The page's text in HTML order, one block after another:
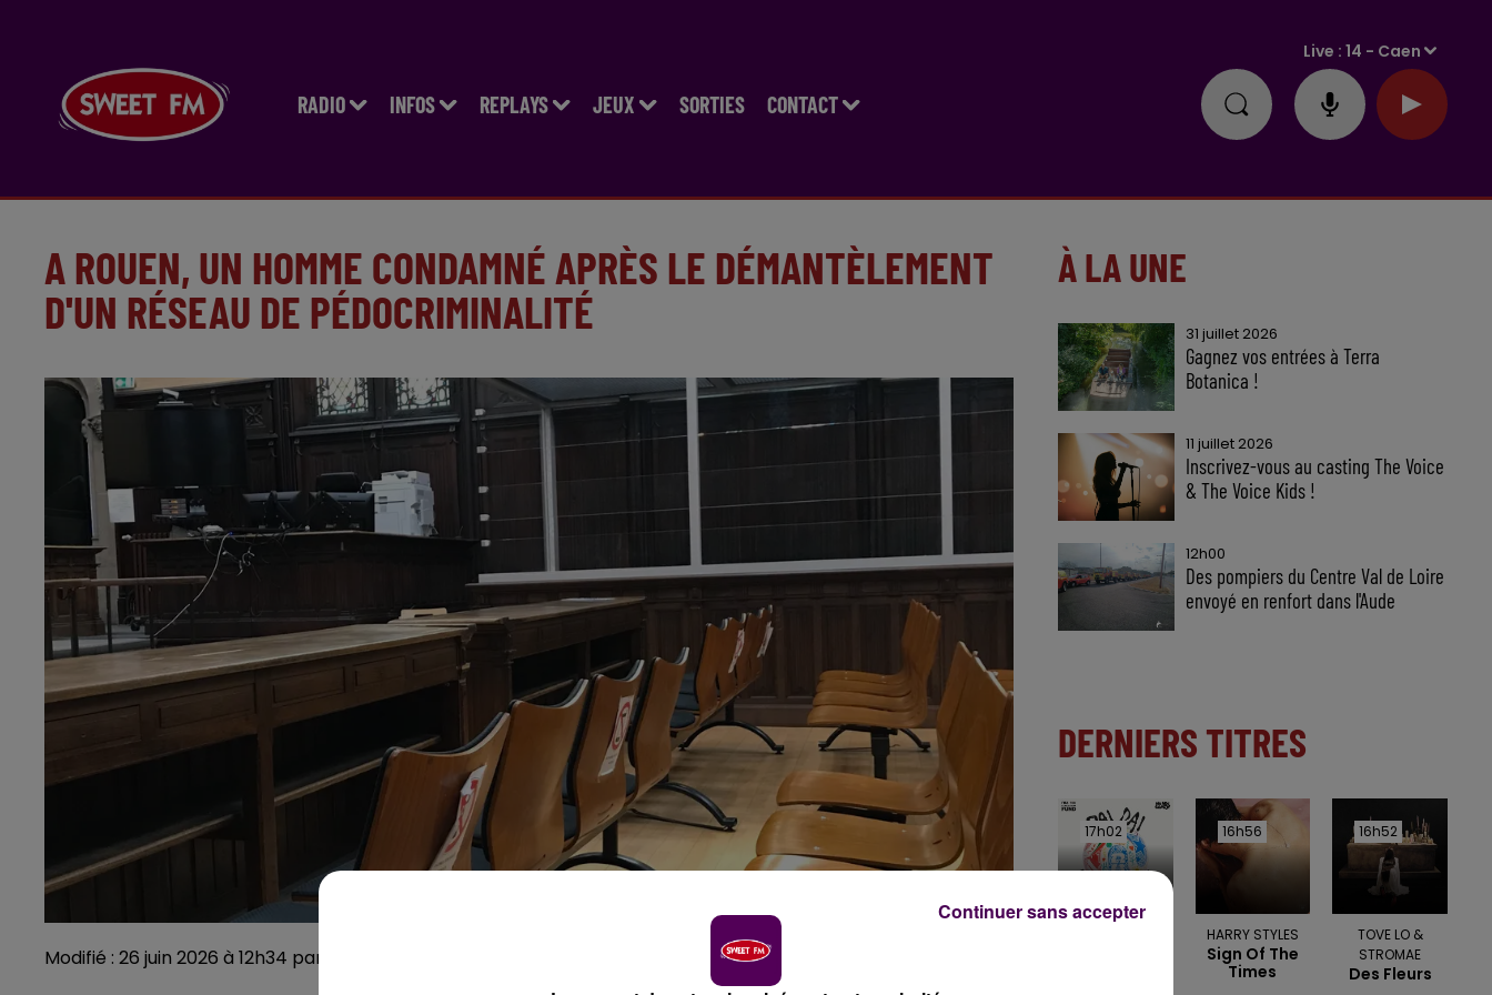
RADIO INFOS REPLAYS JEUX SORTIES CONTACT
Live :14 - Caen
A ROUEN, UN HOMME CONDAMNÉ APRÈS LE DÉMANTÈLEMENT
D'UN RÉSEAU DE PÉDOCRIMINALITÉ
Modifié : 26 juin 2026 à 12h34 par Julien Dubois / crédit photo : Sweet FM
À LA UNE
31 juillet 2026
Gagnez vos entrées à Terra
Botanica !
11 juillet 2026
Inscrivez-vous au casting The Voice
& The Voice Kids !
12h00
Des pompiers du Centre Val de Loire
envoyé en renfort dans l'Aude
DERNIERS TITRES
17h02
17h02 16h56
16h56
HARRY STYLES
Sign Of The
Times
16h52
16h52
TOVE LO &
STROMAE
Des Fleurs
Continuer sans accepter